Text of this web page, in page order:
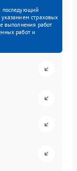
последующий
страховых
выполнения работ
работ и